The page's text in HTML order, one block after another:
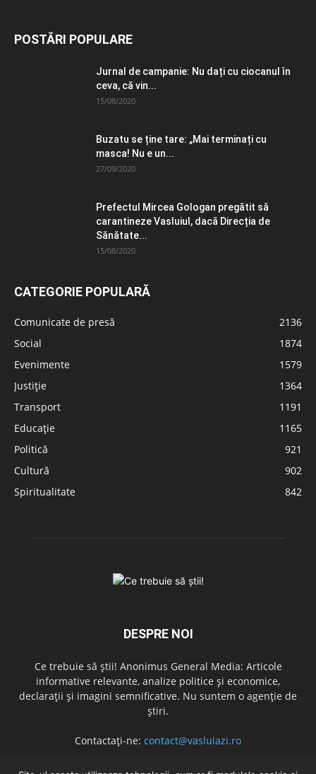
POSTĂRI POPULARE
Jurnal de campanie: Nu dați cu ciocanul în
ceva, că vin...
15/08/2020
Buzatu se ține tare: „Mai terminați cu
masca! Nu e un...
27/09/2020
Prefectul Mircea Gologan pregătit să
carantineze Vasluiul, dacă Direcția de
Sănătate...
15/08/2020
CATEGORIE POPULARĂ
Comunicate de presă
2136
Social
1874
Evenimente
1579
Justiție
1364
Transport
1191
Educație
1165
Politică
921
Cultură
902
Spiritualitate
842
DESPRE NOI
Ce trebuie să știi! Anonimus General Media: Articole
informative relevante, analize politice și economice,
declarații și imagini semnificative. Nu suntem o agenție de
știri.
Contactați-ne: contact@vasluiazi.ro